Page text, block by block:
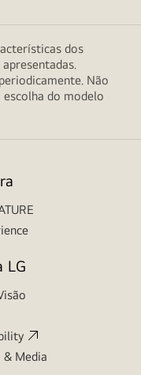
dos
Não
do modelo
LG
& Media